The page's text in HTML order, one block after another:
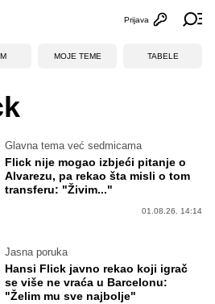
Otvori
Prijava
MOJE TEME TABELE
Glavna tema već sedmicama
Flick nije mogao izbjeći pitanje o
Alvarezu, pa rekao šta misli o tom
transferu: "Živim..."
01.08.26. 14:14
Jasna poruka
Hansi Flick javno rekao koji igrač
se više ne vraća u Barcelonu:
"Želim mu sve najbolje"